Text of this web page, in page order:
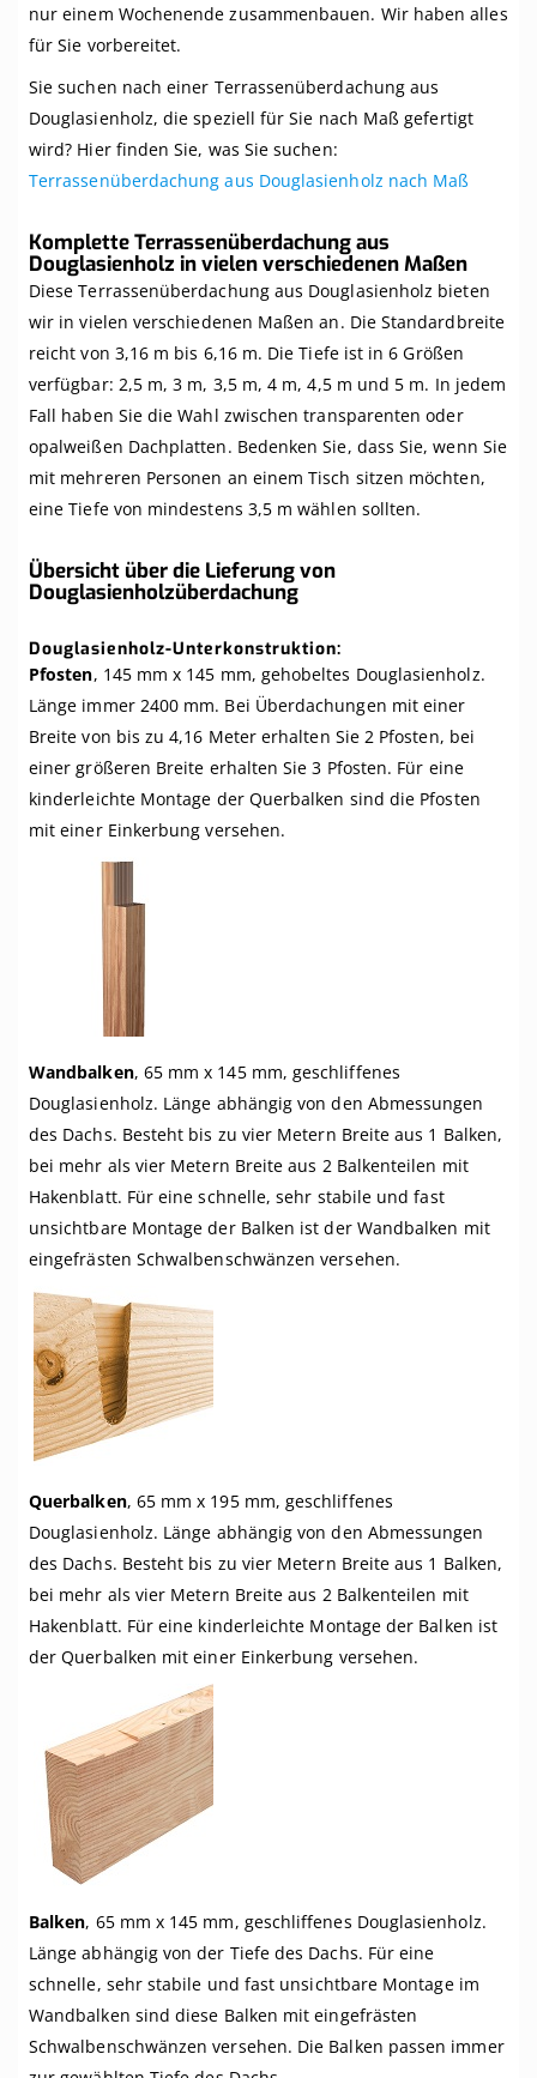
nur einem Wochenende zusammenbauen. Wir haben alles
für Sie vorbereitet.
Sie suchen nach einer Terrassenüberdachung aus
Douglasienholz, die speziell für Sie nach Maß gefertigt
wird? Hier finden Sie, was Sie suchen:
Terrassenüberdachung aus Douglasienholz nach Maß
Komplette Terrassenüberdachung aus
Douglasienholz in vielen verschiedenen Maßen
Diese Terrassenüberdachung aus Douglasienholz bieten
wir in vielen verschiedenen Maßen an. Die Standardbreite
reicht von 3,16 m bis 6,16 m. Die Tiefe ist in 6 Größen
verfügbar: 2,5 m, 3 m, 3,5 m, 4 m, 4,5 m und 5 m. In jedem
Fall haben Sie die Wahl zwischen transparenten oder
opalweißen Dachplatten. Bedenken Sie, dass Sie, wenn Sie
mit mehreren Personen an einem Tisch sitzen möchten,
eine Tiefe von mindestens 3,5 m wählen sollten.
Übersicht über die Lieferung von
Douglasienholzüberdachung
Douglasienholz-Unterkonstruktion:
Pfosten, 145 mm x 145 mm, gehobeltes Douglasienholz.
Länge immer 2400 mm. Bei Überdachungen mit einer
Breite von bis zu 4,16 Meter erhalten Sie 2 Pfosten, bei
einer größeren Breite erhalten Sie 3 Pfosten. Für eine
kinderleichte Montage der Querbalken sind die Pfosten
mit einer Einkerbung versehen.
Wandbalken, 65 mm x 145 mm, geschliffenes
Douglasienholz. Länge abhängig von den Abmessungen
des Dachs. Besteht bis zu vier Metern Breite aus 1 Balken,
bei mehr als vier Metern Breite aus 2 Balkenteilen mit
Hakenblatt. Für eine schnelle, sehr stabile und fast
unsichtbare Montage der Balken ist der Wandbalken mit
eingefrästen Schwalbenschwänzen versehen.
Querbalken, 65 mm x 195 mm, geschliffenes
Douglasienholz. Länge abhängig von den Abmessungen
des Dachs. Besteht bis zu vier Metern Breite aus 1 Balken,
bei mehr als vier Metern Breite aus 2 Balkenteilen mit
Hakenblatt. Für eine kinderleichte Montage der Balken ist
der Querbalken mit einer Einkerbung versehen.
Balken, 65 mm x 145 mm, geschliffenes Douglasienholz.
Länge abhängig von der Tiefe des Dachs. Für eine
schnelle, sehr stabile und fast unsichtbare Montage im
Wandbalken sind diese Balken mit eingefrästen
Schwalbenschwänzen versehen. Die Balken passen immer